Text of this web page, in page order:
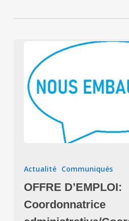
D’EMPLOI:
administrative/
administratif
Actualité Communiqués
OFFRE D’EMPLOI:
Coordonnatrice